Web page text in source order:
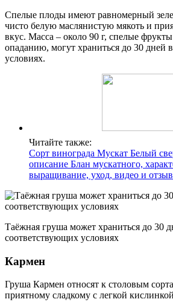
Спелые плоды имеют равномерный
чисто белую маслянистую мякоть и
вкус. Масса – около 90 г, спелые
опаданию, могут храниться до 30 дней
условиях.
Читайте также:
Сорт винограда Мускат Белый
описание Блан мускатного,
выращивание, уход, видео и
Таёжная груша может храниться до 30
соответствующих условиях
Кармен
Груша Кармен относят к столовым
приятному сладкому с легкой